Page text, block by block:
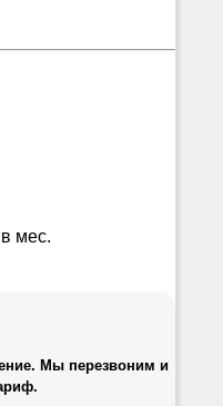
мес.
Мы перезвоним и